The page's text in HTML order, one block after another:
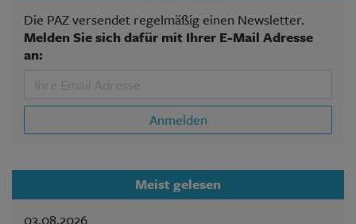
Die PAZ versendet regelmäßig einen Newsletter.
Melden Sie sich dafür mit Ihrer E-Mail Adresse
an:
Anmelden
Meist gelesen
03.08.2026